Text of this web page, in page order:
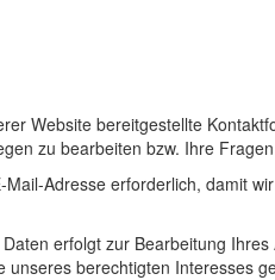
Website bereitgestellte
zu bearbeiten bzw. Ihre
Adresse erforderlich, damit
erfolgt zur Bearbeitung
berechtigten Interesses